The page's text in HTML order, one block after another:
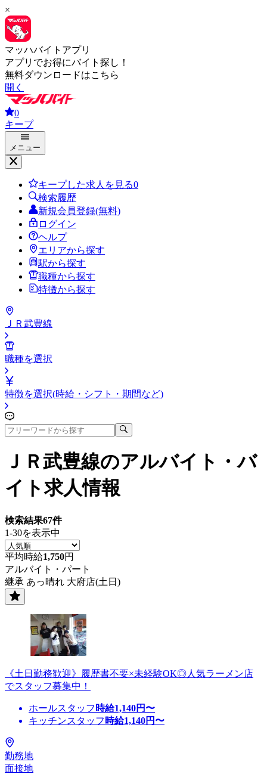
×
マッハバイトアプリ
アプリでお得にバイト探し！
無料ダウンロードはこちら
開く
0
キープ
メニュー
キープした求人を見る0
検索履歴
新規会員登録(無料)
ログイン
ヘルプ
エリアから探す
駅から探す
職種から探す
特徴から探す
ＪＲ武豊線
職種を選択
特徴を選択(時給・シフト・期間など)
ＪＲ武豊線のアルバイト・バ
イト求人情報
検索結果67件
1-30を表示中
平均時給1,750円
アルバイト・パート
継承 あっ晴れ 大府店(土日)
《土日勤務歓迎》履歴書不要×未経験OK◎人気ラーメン店
でスタッフ募集中！
ホールスタッフ 時給1,140円〜
キッチンスタッフ 時給1,140円〜
勤務地
面接地